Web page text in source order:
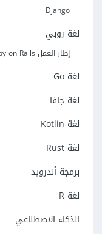
Django
لغة روبي
إطار العمل Ruby on Rails
لغة Go
لغة جافا
لغة Kotlin
لغة Rust
برمجة أندرويد
لغة R
الذكاء الاصطناعي